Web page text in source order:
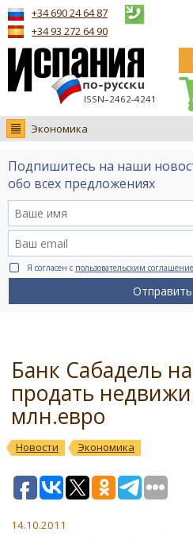
ISSN–2462-4241
+34 690 24 64 87
+34 93 272 64 90
Экономика
Новости
Интервью
Видео Ruso.TV
BCN life
Сервис на немецком
Подпишитесь на наши
обо всех предложениях
Я согласен с пользовательским
Отправить
Банк Сабадель
продать
млн.евро
Новости Экономика
14.10.2011